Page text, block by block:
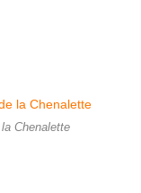
Chenalette